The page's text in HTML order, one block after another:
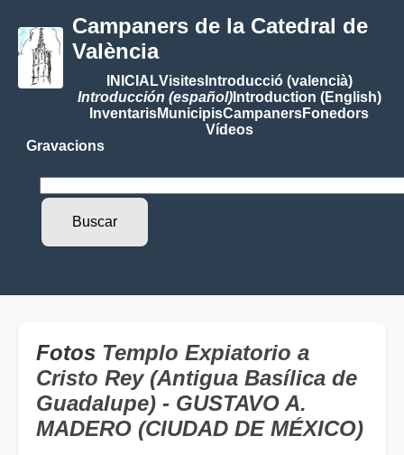
Campaners de la Catedral de
València
INICIALVisitesIntroducció (valencià)
Introducción (español)Introduction (English)
InventarisMunicipisCampanersFonedors
Vídeos
Gravacions
Fotos Templo Expiatorio a
Cristo Rey (Antigua Basílica de
Guadalupe) - GUSTAVO A.
MADERO (CIUDAD DE MÉXICO)